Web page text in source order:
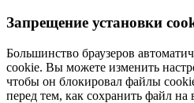
Запрещение установки
Большинство браузеров
cookie. Вы можете изменить
чтобы он блокировал файлы
перед тем, как сохранить файл на